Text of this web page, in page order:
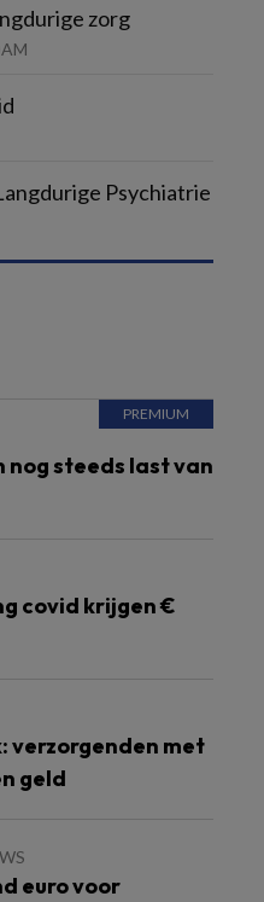
zorg
Psychiatrie
nog steeds last van
covid krijgen €
verzorgenden met
geld
euro voor